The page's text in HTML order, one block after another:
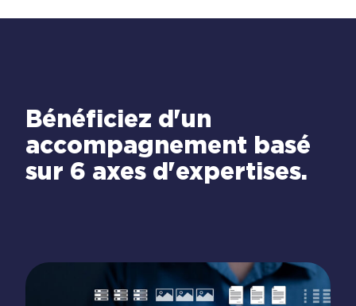
Bénéficiez d'un
accompagnement basé
sur 6 axes d'expertises.